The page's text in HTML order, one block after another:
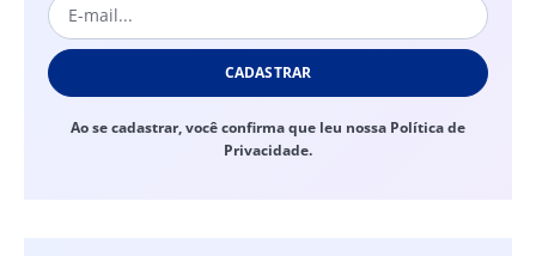
CADASTRAR
Ao se cadastrar, você confirma que leu nossa Política de
Privacidade.